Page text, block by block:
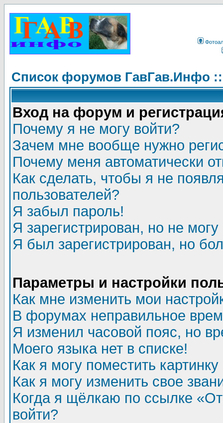
Список форумов ГавГав.Инфо
Вход на форум и
Почему я не могу войти?
Зачем мне вообще нужно
Почему меня автоматически
Как сделать, чтобы я не
пользователей?
Я забыл пароль!
Я зарегистрирован, но не могу
Я был зарегистрирован, но
Параметры и настройки
Как мне изменить мои
В форумах неправильное
Я изменил часовой пояс, но
Моего языка нет в списке!
Как я могу поместить
Как я могу изменить свое
Когда я щёлкаю по ссылке
войти?